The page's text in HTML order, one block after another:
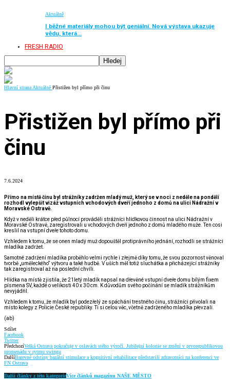
Aktuálně
I běžné materiály mohou být geniální. Nová výstava ukazuje
vědu, která…
FRESH RADIO
Hlavní strana Aktuálně Přistižen byl přímo při činu
Přistižen byl přímo při
činu
7.6.2024
Přímo na místě činu byl strážníky zadržen mladý muž, který se v noci z neděle na pondělí
rozhodl vylepšit vizáž vstupních vchodových dveří jednoho z domů na ulici Nádražní v
Moravské Ostravě.
Když v neděli krátce před půlnocí prováděli strážníci hlídkovou činnost na ulici Nádražní v
Moravské Ostravě, zaregistrovali u vchodových dveří jednoho z domů mladého muže. Ten cosi
kreslil na vstupní dveře tohoto domu.
Vzhledem k tomu, že se onen mladý muž dopouštěl protiprávního jednání, rozhodli se strážníci
mladíka zadržet.
Samotné zadržení mladíka proběhlo velmi rychle i zřejmě díky tomu, že svou pozornost věnoval
tvorbě „uměleckého“ výtvoru a také hudbě. V uších měl totiž sluchátka a přicházející strážníky
tak zaregistroval až na poslední chvíli.
Hlídka na místě zjistila, že 21letý mladík napsal na dřevěné vstupní dveře domu bílým fixem
písmena SV, každé o velikosti 40 x 30 cm. K důvodům svého počínání se mladík strážníkům
nevyjádřil.
Vzhledem k tomu, že mladík byl podezřelý ze spáchání trestného činu, strážníci přivolali na
místo kolegy z Policie České republiky. Ti si celou věc, včetně zadrženého mladíka převzali.
(ab)
Sdílet
Facebook
Twitter
PředchozíVelká Ostrava pokračuje v oslavách stého výročí. Jubilejní kolonie se změní v prvorepublikovou
promenádu v rytmu swingu
DalšíBarevné odstíny bazální stimulace a kognitivní rehabilitace představili zdravotníci na konferenci ve
FN Ostrava
Další články z této kategorieVíce článků magazínu NAŠE MĚSTO